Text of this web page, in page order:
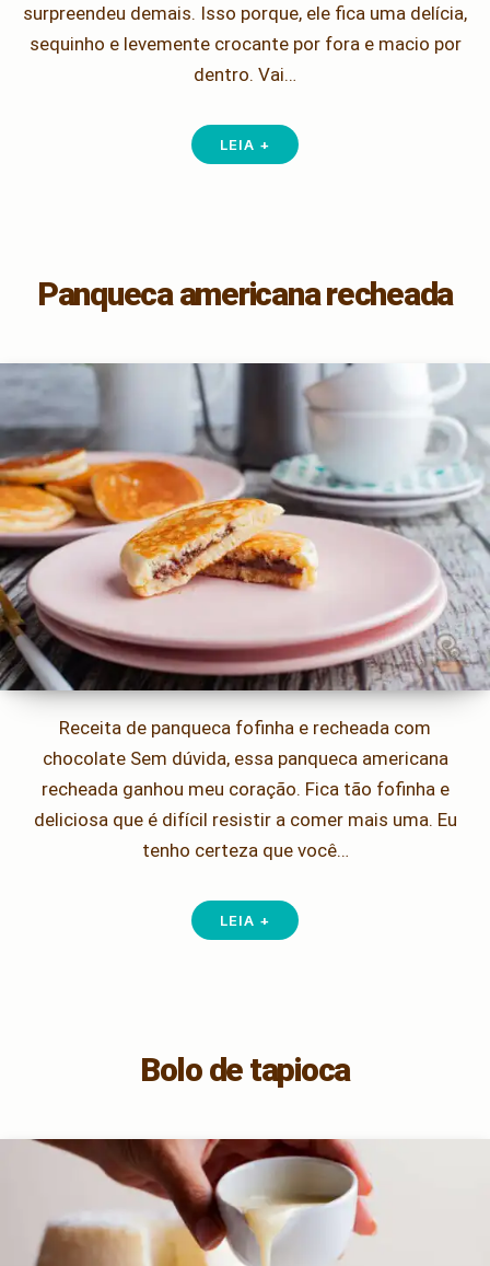
surpreendeu demais. Isso porque, ele fica uma delícia,
sequinho e levemente crocante por fora e macio por
dentro. Vai…
LEIA +
Panqueca americana recheada
Receita de panqueca fofinha e recheada com
chocolate Sem dúvida, essa panqueca americana
recheada ganhou meu coração. Fica tão fofinha e
deliciosa que é difícil resistir a comer mais uma. Eu
tenho certeza que você…
LEIA +
Bolo de tapioca